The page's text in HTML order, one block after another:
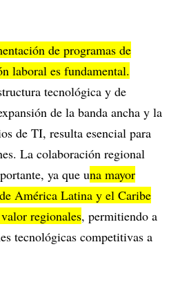
de programas de
laboral es fundamental.
tecnológica y de
de la banda ancha y la
de TI, resulta esencial para
La colaboración regional
ya que una mayor
América Latina y el Caribe
regionales, permitiendo a
tecnológicas competitivas a